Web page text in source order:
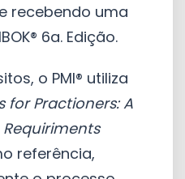
recebendo uma
6a. Edição.
o PMI® utiliza
for Practioners: A
referência,